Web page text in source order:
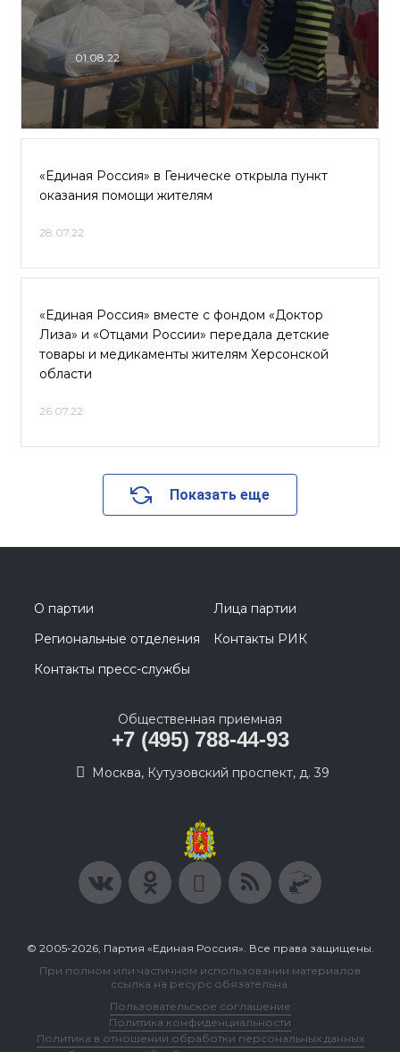
01.08.22
«Единая Россия» в Геническе открыла пункт
оказания помощи жителям
28.07.22
«Единая Россия» вместе с фондом «Доктор
Лиза» и «Отцами России» передала детские
товары и медикаменты жителям Херсонской
области
26.07.22
Показать еще
О партии
Лица партии
Региональные отделения
Контакты РИК
Контакты пресс-службы
Общественная приемная
+7 (495) 788-44-93
Москва, Кутузовский проспект, д. 39
© 2005-2026, Партия «Единая Россия». Все права защищены.
При полном или частичном использовании материалов
ссылка на ресурс обязательна.
Пользовательское соглашение
Политика конфиденциальности
Политика в отношении обработки персональных данных